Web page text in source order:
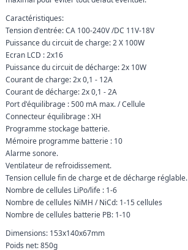
Caractéristiques:
Tension d'entrée: CA 100-240V /DC 11V-18V
Puissance du circuit de charge: 2 X 100W
Ecran LCD : 2x16
Puissance du circuit de décharge: 2x 10W
Courant de charge: 2x 0,1 - 12A
Courant de décharge: 2x 0,1 - 2A
Port d'équilibrage : 500 mA max. / Cellule
Connecteur équilibrage : XH
Programme stockage batterie.
Mémoire programme batterie : 10
Alarme sonore.
Ventilateur de refroidissement.
Tension cellule fin de charge et de décharge réglable.
Nombre de cellules LiPo/life : 1-6
Nombre de cellules NiMH / NiCd: 1-15 cellules
Nombre de cellules batterie PB: 1-10
Dimensions: 153x140x67mm
Poids net: 850g